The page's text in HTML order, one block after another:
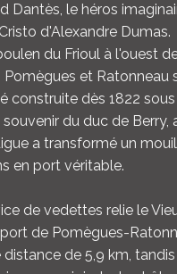
Dantès, le héros
d'Alexandre Dumas.
du Frioul à l'ouest
Pomègues et Ratonneau
construite dès 1822
souvenir du duc de Berry,
a transformé un
en port véritable.
de vedettes relie le
de Pomègues-
distance de 5,9 km,